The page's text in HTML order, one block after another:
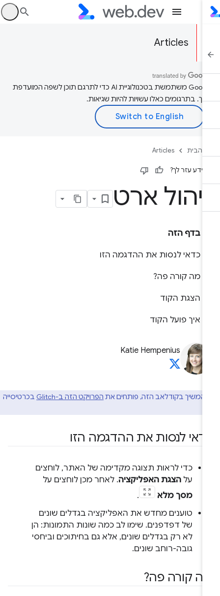
Articles
‫Google משתמשת בטכנולוגיית AI כדי לתרגם תוכן לשפה המועדפת
בתרגומים כאלו עשויות להיות שגיאות.
הבית Articles
עזר לך?
ארט
בדף הזה
כדאי לנסות את ההדגמה הזו
מה קורה פה?
הצגת הקוד
איך פועל הקוד
Katie Hempenius
להמשיך בקודלאב הזה, פותחים אתהפרויקט הזה ב-Glitch בכרטיסייה
לנסות את ההדגמה הזו
כדי לראות תצוגה מקדימה של האתר, לוחצים
הצגת האפליקציה. לאחר מכן לוחצים על
מסך מלא
.
טוענים מחדש את האפליקציה בגדלים שונים
של דפדפנים. שימו לב כמה שונות התמונות: הן
לא רק בגדלים שונים, אלא גם בחיתוכים וביחסי
גובה-רוחב שונים.
קורה פה?